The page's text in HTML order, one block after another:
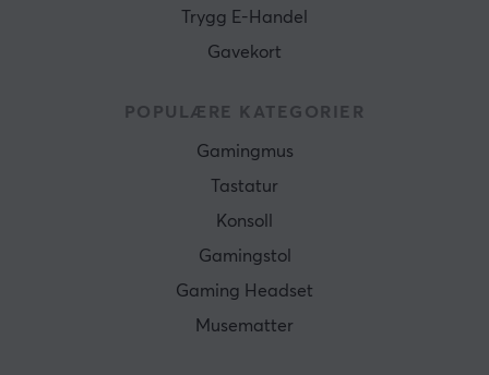
Trygg E-Handel
Gavekort
POPULÆRE KATEGORIER
Gamingmus
Tastatur
Konsoll
Gamingstol
Gaming Headset
Musematter